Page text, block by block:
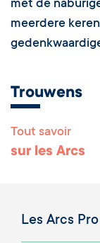
met de
meerdere
Trouwens
Tout savoir
sur les Arcs
Les Arcs Pro